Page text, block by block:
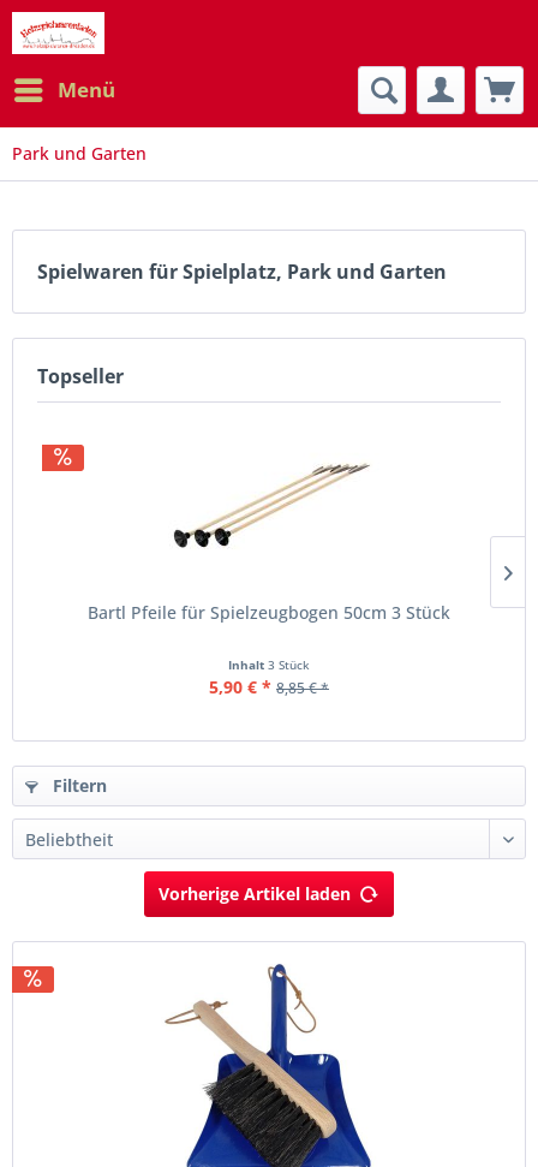
Menü
Park und Garten
Spielwaren für Spielplatz, Park und Garten
Topseller
Bartl Pfeile für Spielzeugbogen 50cm 3 Stück
Inhalt 3 Stück
5,90 € * 8,85 € *
Filtern
Vorherige Artikel laden